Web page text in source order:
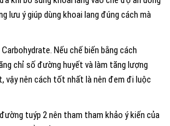
lưu ý giúp dùng khoai lang đúng cách mà
Nếu chế biến bằng cách
chỉ số đường huyết và làm tăng lượng
nên cách tốt nhất là nên đem đi luộc
tuýp 2 nên tham tham khảo ý kiến của